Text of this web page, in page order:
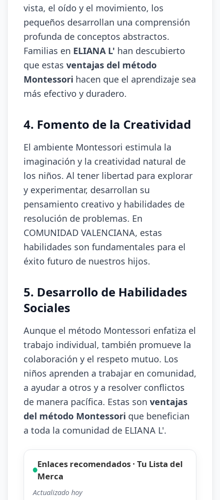
vista, el oído y el movimiento, los
pequeños desarrollan una comprensión
profunda de conceptos abstractos.
Familias en ELIANA L' han descubierto
que estas ventajas del método
Montessori hacen que el aprendizaje sea
más efectivo y duradero.
4. Fomento de la Creatividad
El ambiente Montessori estimula la
imaginación y la creatividad natural de
los niños. Al tener libertad para explorar
y experimentar, desarrollan su
pensamiento creativo y habilidades de
resolución de problemas. En
COMUNIDAD VALENCIANA, estas
habilidades son fundamentales para el
éxito futuro de nuestros hijos.
5. Desarrollo de Habilidades
Sociales
Aunque el método Montessori enfatiza el
trabajo individual, también promueve la
colaboración y el respeto mutuo. Los
niños aprenden a trabajar en comunidad,
a ayudar a otros y a resolver conflictos
de manera pacífica. Estas son ventajas
del método Montessori que benefician
a toda la comunidad de ELIANA L'.
Enlaces recomendados · Tu Lista del
Merca
Actualizado hoy